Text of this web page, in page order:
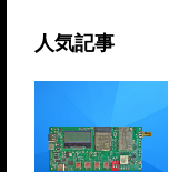
人気記事